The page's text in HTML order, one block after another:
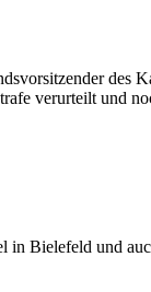
des
verurteilt und
Bielefeld und